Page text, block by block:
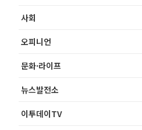
사회
오피니언
문화·라이프
뉴스발전소
이투데이TV